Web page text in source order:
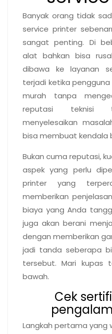
Banyak orang tidak
service printer
sangat penting. Di
alat bahkan bisa
dibawa ke layanan
terjadi ketika
murah tanpa
reputasi teknisi
menyelesaikan
bisa membuat kendala
Bukan cuma reputasi,
aspek yang perlu
printer yang
memberikan
biaya yang Anda
juga akan berani
dengan memberikan
jadi tanda seberapa
tersebut. Mari kupas
bawah.
Cek
Langkah pertama yang